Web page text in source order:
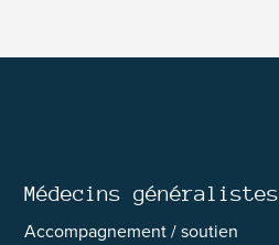
Médecins généralistes
Accompagnement / soutien